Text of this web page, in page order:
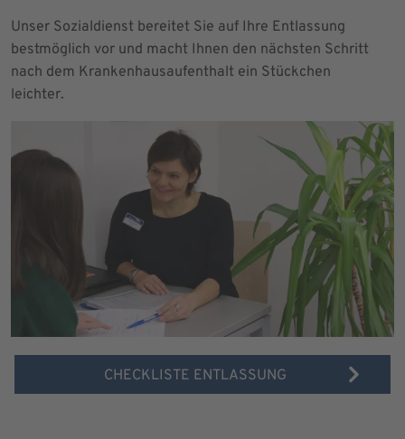
Unser Sozialdienst bereitet Sie auf Ihre Entlassung
bestmöglich vor und macht Ihnen den nächsten Schritt
nach dem Krankenhausaufenthalt ein Stückchen
leichter.
CHECKLISTE ENTLASSUNG